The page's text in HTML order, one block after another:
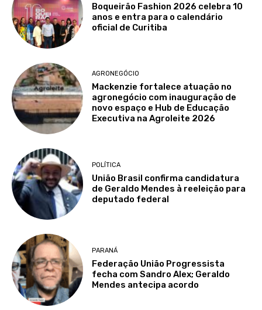
Boqueirão Fashion 2026 celebra 10
anos e entra para o calendário
oficial de Curitiba
AGRONEGÓCIO
Mackenzie fortalece atuação no
agronegócio com inauguração de
novo espaço e Hub de Educação
Executiva na Agroleite 2026
POLÍTICA
União Brasil confirma candidatura
de Geraldo Mendes à reeleição para
deputado federal
PARANÁ
Federação União Progressista
fecha com Sandro Alex; Geraldo
Mendes antecipa acordo